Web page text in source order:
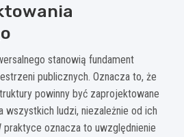
stanowią fundament
publicznych. Oznacza to, że
powinny być zaprojektowane
wszystkich ludzi, niezależnie od ich
oznacza to uwzględnienie